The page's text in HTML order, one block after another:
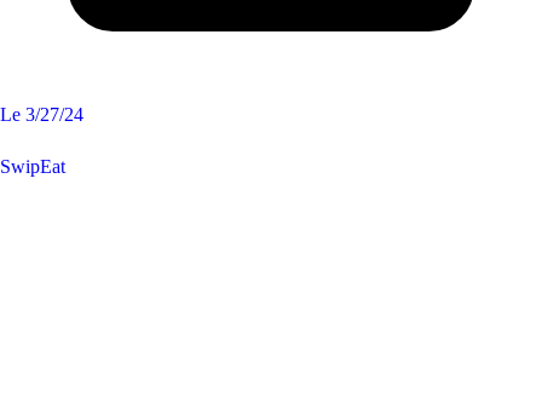
Le 3/27/24
SwipEat